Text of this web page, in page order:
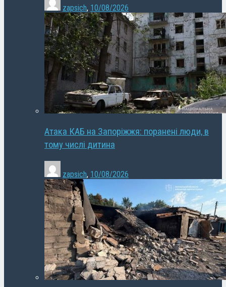
zapsich, 10/08/2026
Атака КАБ на Запоріжжя: поранені люди, в
тому числі дитина
zapsich, 10/08/2026